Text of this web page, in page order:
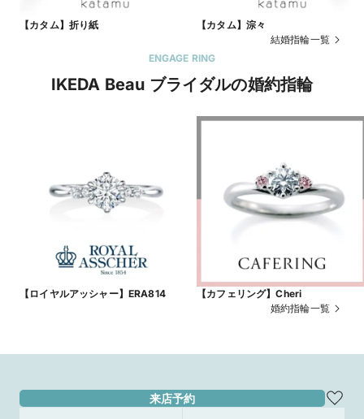
【カタム】折り紙
【カタム】淙々
結婚指輪一覧
ENGAGE RING
IKEDA Beau ブライダルの婚約指輪
【ロイヤルアッシャー】ERA814
【カフェリング】Cheri
婚約指輪一覧
来店予約